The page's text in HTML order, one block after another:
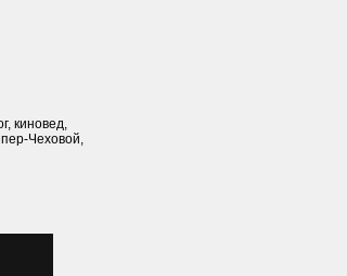
киновед,
Чеховой,